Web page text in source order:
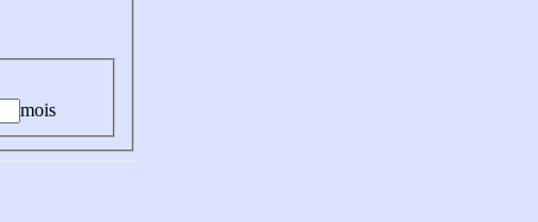
mois